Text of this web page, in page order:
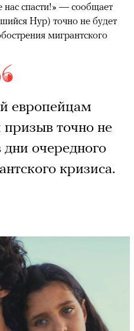
спасти!» — сообщает
Нур) точно не будет
мигрантского
европейцам
точно не
очередного
кризиса.